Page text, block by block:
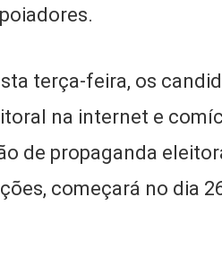
terça-feira, os
na internet e
de propaganda
começará no dia